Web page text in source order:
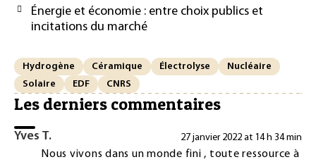
Énergie et économie : entre choix publics et
incitations du marché
Hydrogène Céramique Électrolyse
Nucléaire
Solaire
EDF CNRS
Les derniers commentaires
Yves T. 27 janvier 2022 at 14 h 34 min
Nous vivons dans un monde fini , toute ressource à